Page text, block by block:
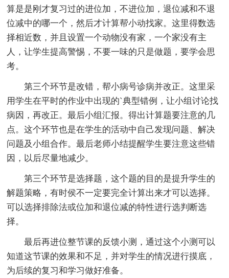
算是是刚才复习过的进位加，不进位加，退位减和不退
位减中的哪一个，然后才计算帮小动找家。这里得数选
择相近数，并且设置一个动物没有家，一个家没有主
人，让学生提高警惕，不要一味的只是做题，要学会思
考。
第三个环节是改错，帮小病号诊病并改正。这里采
用学生在平时的作业中出现的`典型错例，让小组讨论找
病因，再改正。最后小组汇报。得出计算题要注意的几
点。这个环节也是在学生的活动中自己发现问题、解决
问题及小组合作。最后老师小结提醒学生要注意这些错
因，以后尽量地减少。
第三个环节是选择题，这个题的目的是提升学生的
解题策略，有时侯不一定要完全计算出来才可以选择。
可以选择排除法或位加和退位减的特性进行选判断选
择。
最后再进位整节课的反馈小测，通过这个小测可以
知道这节课的效果和不足，并对学生的情况进行摸底，
为后续的复习和学习做好准备。